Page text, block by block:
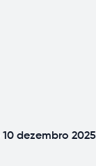
10 dezembro 2025